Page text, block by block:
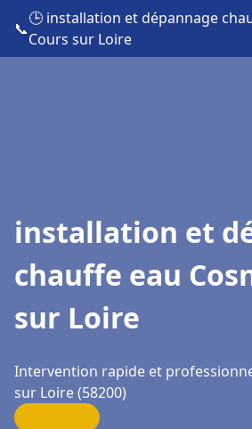
📞
🕒 installation et dépannage
Cours sur Loire
installation et
chauffe eau
sur Loire
Intervention rapide et
sur Loire (58200)